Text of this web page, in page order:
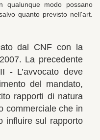
qualunque modo possano
quanto previsto nell'art.
dal CNF con la
La precedente
- L’avvocato deve
del mandato,
rapporti di natura
commerciale che in
influire sul rapporto